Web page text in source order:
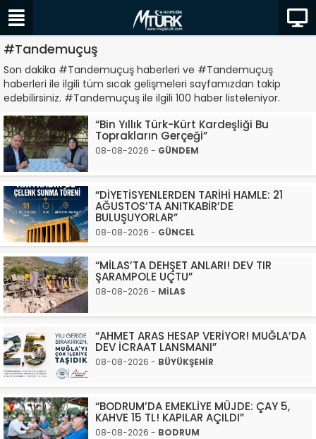
#Tandemuçuş
Son dakika #Tandemuçuş haberleri ve #Tandemuçuş
haberleri ile ilgili tüm sıcak gelişmeleri sayfamızdan takip
edebilirsiniz. #Tandemuçuş ile ilgili 100 haber listeleniyor.
“Bin Yıllık Türk-Kürt Kardeşliği Bu
Toprakların Gerçeği”
08-08-2026 - GÜNDEM
“DİYETİSYENLERDEN TARİHİ HAMLE: 21
AĞUSTOS’TA ANITKABİR’DE
BULUŞUYORLAR”
08-08-2026 - GÜNCEL
“MİLAS’TA DEHŞET ANLARI! DEV TIR
ŞARAMPOLE UÇTU”
08-08-2026 - MİLAS
“AHMET ARAS HESAP VERİYOR! MUĞLA’DA
DEV İCRAAT LANSMANI”
08-08-2026 - BÜYÜKŞEHİR
“BODRUM’DA EMEKLİYE MÜJDE: ÇAY 5,
KAHVE 15 TL! KAPILAR AÇILDI”
08-08-2026 - BODRUM